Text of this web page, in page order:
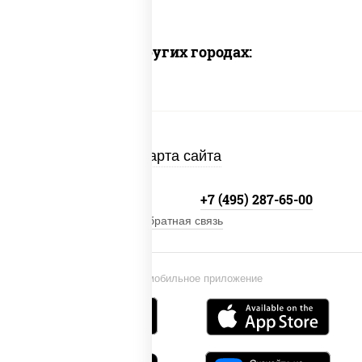
Доставка в других городах:
Карта сайта
Установи мобильное приложение
+7 (495) 287-65-00
Обратная связь